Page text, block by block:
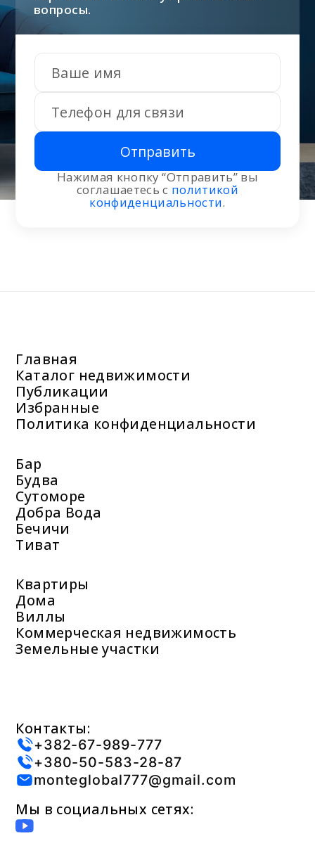
Отправить
Нажимая кнопку “Отправить” вы
соглашаетесь с политикой
конфиденциальности.
вопросы.
Главная
Каталог недвижимости
Публикации
Избранные
Политика конфиденциальности
Бар
Будва
Сутоморе
Добра Вода
Бечичи
Тиват
Квартиры
Дома
Виллы
Коммерческая недвижимость
Земельные участки
Контакты:
+382-67-989-777
+380-50-583-28-87
monteglobal777@gmail.com
Мы в социальных сетях: